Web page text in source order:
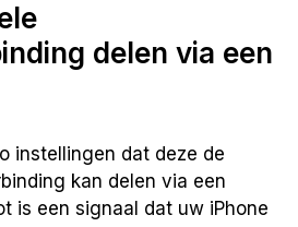
delen via een
instellingen dat deze de
kan delen via een
is een signaal dat uw iPhone